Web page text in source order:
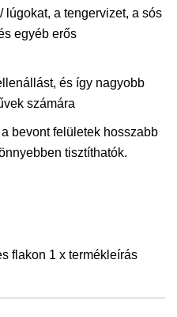
a tengervizet, a sós
egyéb erős
és így nagyobb
számára
bevont felületek hosszabb
tisztíthatók.
flakon 1 x termékleírás